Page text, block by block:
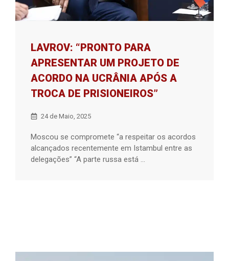
LAVROV: “PRONTO PARA
APRESENTAR UM PROJETO DE
ACORDO NA UCRÂNIA APÓS A
TROCA DE PRISIONEIROS”
24 de Maio, 2025
Moscou se compromete “a respeitar os acordos
alcançados recentemente em Istambul entre as
delegações” “A parte russa está ...